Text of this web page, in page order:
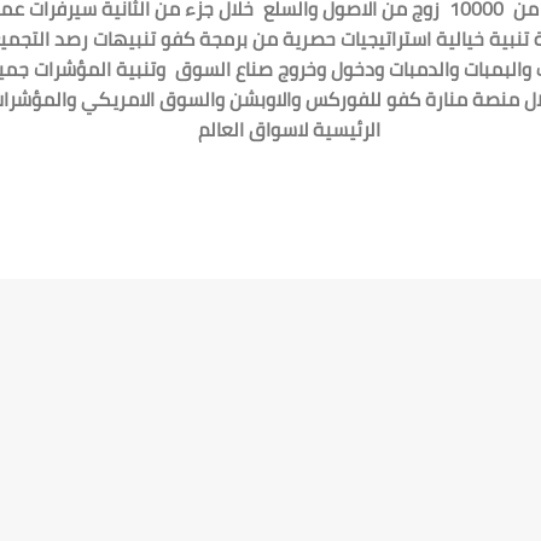
من الثانية
سيرفرات
خياليةاستراتيجيات حصرية من برمجة كفوتنبيهات رصد
والبمبات والدمبات ودخول وخروج صناع السوق وتنبية المؤشرات
منصة منارة كفو للفوركس والاوبشن والسوق الامريكي
الرئيسية لاسواق العالم